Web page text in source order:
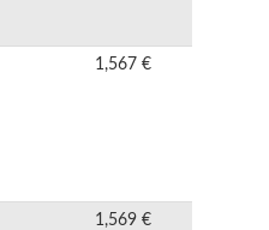
1,567 €
1,569 €